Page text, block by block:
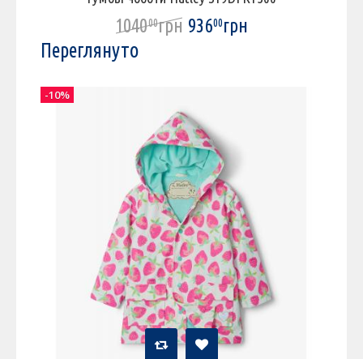
104000грн 93600грн
Переглянуто
-10%